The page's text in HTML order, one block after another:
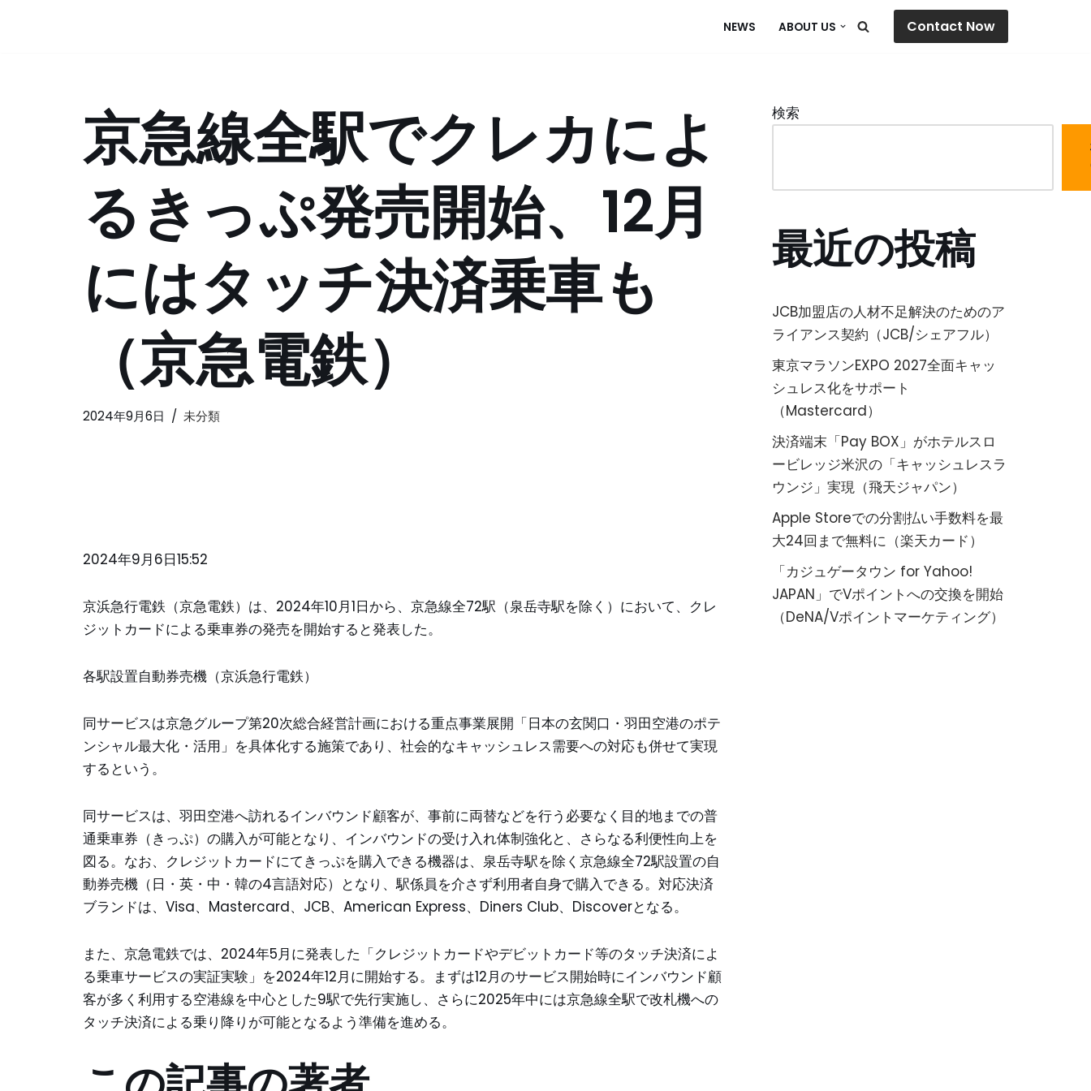
NEWS ABOUT US Contact Now
京急線全駅でクレカによ
るきっぷ発売開始、12月
にはタッチ決済乗車も
（京急電鉄）
2024年9月6日 未分類
2024年9月6日15:52
京浜急行電鉄（京急電鉄）は、2024年10月1日から、京急線全72駅（泉岳寺駅を除く）において、クレ
ジットカードによる乗車券の発売を開始すると発表した。
各駅設置自動券売機（京浜急行電鉄）
同サービスは京急グループ第20次総合経営計画における重点事業展開「日本の玄関口・羽田空港のポテ
ンシャル最大化・活用」を具体化する施策であり、社会的なキャッシュレス需要への対応も併せて実現
するという。
同サービスは、羽田空港へ訪れるインバウンド顧客が、事前に両替などを行う必要なく目的地までの普
通乗車券（きっぷ）の購入が可能となり、インバウンドの受け入れ体制強化と、さらなる利便性向上を
図る。なお、クレジットカードにてきっぷを購入できる機器は、泉岳寺駅を除く京急線全72駅設置の自
動券売機（日・英・中・韓の4言語対応）となり、駅係員を介さず利用者自身で購入できる。対応決済
ブランドは、Visa、Mastercard、JCB、American Express、Diners Club、Discoverとなる。
また、京急電鉄では、2024年5月に発表した「クレジットカードやデビットカード等のタッチ決済によ
る乗車サービスの実証実験」を2024年12月に開始する。まずは12月のサービス開始時にインバウンド顧
客が多く利用する空港線を中心とした9駅で先行実施し、さらに2025年中には京急線全駅で改札機への
タッチ決済による乗り降りが可能となるよう準備を進める。
検索
最近の投稿
JCB加盟店の人材不足解決のためのア
ライアンス契約（JCB/シェアフル）
東京マラソンEXPO 2027全面キャッ
シュレス化をサポート
（Mastercard）
決済端末「Pay BOX」がホテルスロ
ービレッジ米沢の「キャッシュレスラ
ウンジ」実現（飛天ジャパン）
Apple Storeでの分割払い手数料を最
大24回まで無料に（楽天カード）
「カジュゲータウン for Yahoo!
JAPAN」でVポイントへの交換を開始
（DeNA/Vポイントマーケティング）